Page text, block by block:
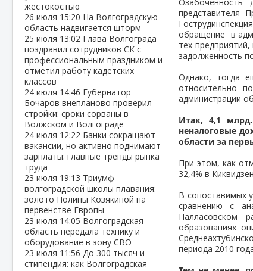
жестокостью
26 июля 15:20 На Волгоградскую
область надвигается шторм
25 июля 13:02 Глава Волгограда
поздравил сотрудников СК с
профессиональным праздником и
отметил работу кадетских
классов
24 июля 14:46 Губернатор
Бочаров внепланово проверил
стройки: сроки сорваны в
Волжском и Волгограде
24 июля 12:22 Банки сокращают
вакансии, но активно поднимают
зарплаты: главные тренды рынка
труда
23 июля 19:13 Триумф
волгоградской школы плавания:
золото Полины Козякиной на
первенстве Европы
23 июля 14:05 Волгоградская
область передала технику и
оборудование в зону СВО
23 июля 11:56 До 300 тысяч и
стипендия: как Волгоградская
представителя
обращение в
тех
задолженность
Однако, тогда
относительно
администрации
Итак, 4,1
неналоговые
области за
При этом, как
32,4% в
В сопоставимых
сравнению с
Палласовском
образованиях
периода 2010